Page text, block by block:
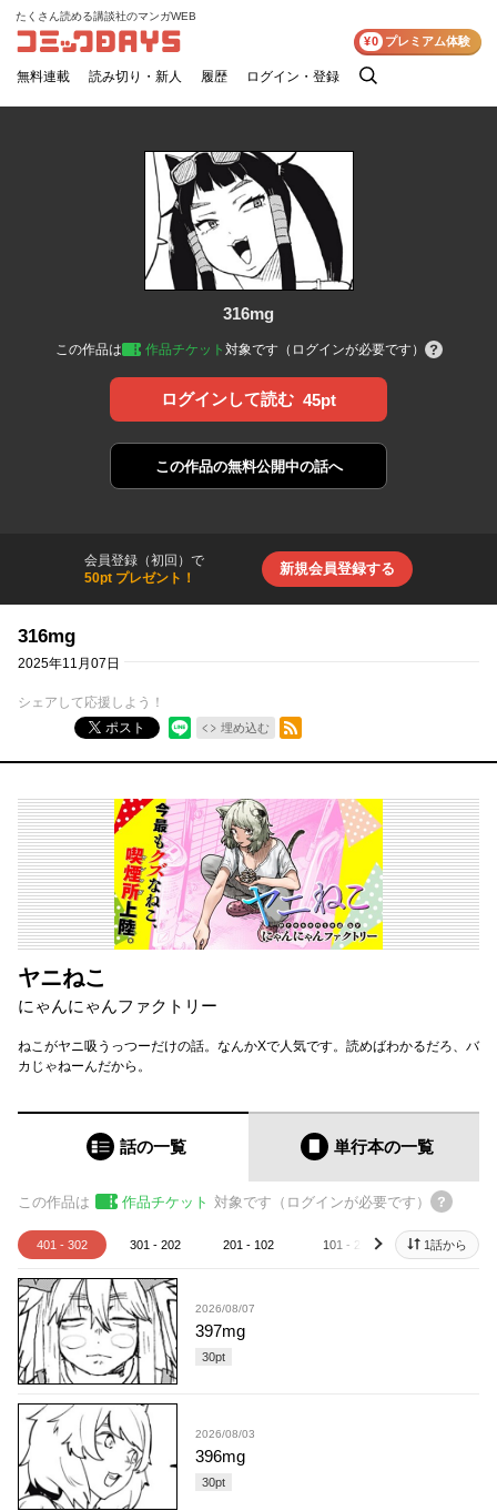
コミックDAYS
たくさん読める講談社のマンガWEB
無料連載 読み切り・新人 履歴 ログイン・登録
検
¥0 プレミアム体験
316mg
この作品は 作品チケット 対象です（ログインが必要です）
ログインして読む 45pt
この作品の無料公開中の話へ
会員登録（初回）で
50pt プレゼント！
新規会員登録する
316mg
2025年11月07日
シェアして応援しよう！
ポスト
埋め込む
RSSフィード
ヤニねこ
にゃんにゃんファクトリー
ねこがヤニ吸うっつーだけの話。なんかXで人気です。読めばわかるだろ、バ
カじゃねーんだから。
話の一覧 単行本の一覧
この作品は 作品チケット 対象です（ログインが必要です）
401 - 302 301 - 202 201 - 102 101 - 2 1
next 1話から
2026/08/07
397mg
30pt
2026/08/03
396mg
30pt